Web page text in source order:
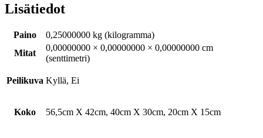
Lisätiedot
Paino
0,25000000 kg (kilogramma)
Mitat
0,00000000 × 0,00000000 × 0,00000000 cm
(senttimetri)
Peilikuva Kyllä, Ei
Koko 56,5cm X 42cm, 40cm X 30cm, 20cm X 15cm